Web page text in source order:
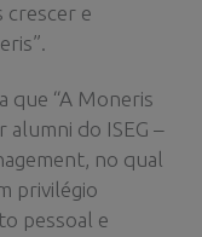
crescer e
que “A Moneris
do ISEG –
no qual
privilégio
pessoal e